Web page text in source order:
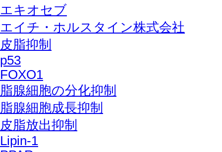
エキオセブ
エイチ・ホルスタイン株式会社
皮脂抑制
p53
FOXO1
脂腺細胞の分化抑制
脂腺細胞成長抑制
皮脂放出抑制
Lipin-1